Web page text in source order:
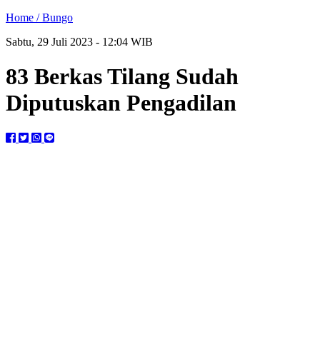
Home /Bungo
Sabtu, 29 Juli 2023 - 12:04 WIB
83 Berkas Tilang Sudah
Diputuskan Pengadilan